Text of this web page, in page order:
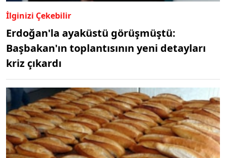
İlginizi Çekebilir
Erdoğan'la ayaküstü görüşmüştü:
Başbakan'ın toplantısının yeni detayları
kriz çıkardı